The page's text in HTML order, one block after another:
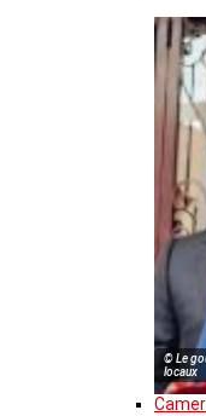
© Le
locaux